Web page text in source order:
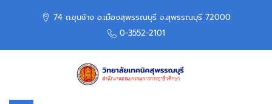
74 ถ.ขุนช้าง อ.เมืองสุพรรณบุรี จ.สุพรรณบุรี 72000
0-3552-2101